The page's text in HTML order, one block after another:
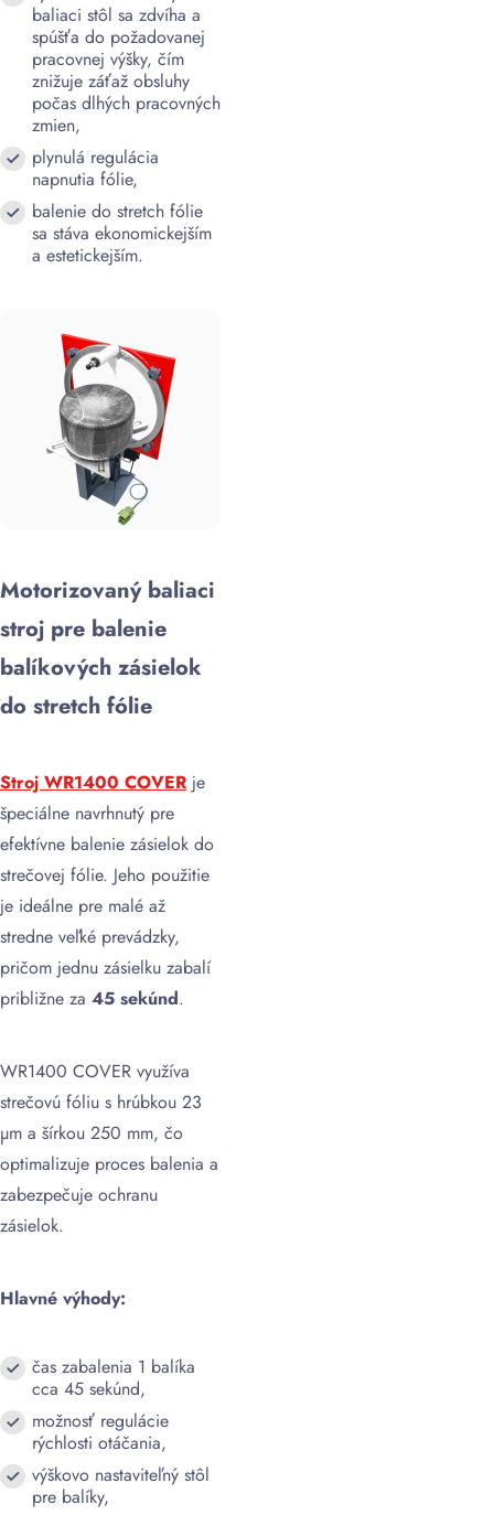
baliaci stôl sa zdvíha a
spúšťa do požadovanej
pracovnej výšky, čím
znižuje záťaž obsluhy
počas dlhých pracovných
zmien,
plynulá regulácia
napnutia fólie,
balenie do stretch fólie
sa stáva ekonomickejším
a estetickejším.
Motorizovaný baliaci
stroj pre balenie
balíkových zásielok
do stretch fólie
Stroj WR1400 COVER je
špeciálne navrhnutý pre
efektívne balenie zásielok do
strečovej fólie. Jeho použitie
je ideálne pre malé až
stredne veľké prevádzky,
pričom jednu zásielku zabalí
približne za 45 sekúnd.
WR1400 COVER využíva
strečovú fóliu s hrúbkou 23
µm a šírkou 250 mm, čo
optimalizuje proces balenia a
zabezpečuje ochranu
zásielok.
Hlavné výhody:
čas zabalenia 1 balíka
cca 45 sekúnd,
možnosť regulácie
rýchlosti otáčania,
výškovo nastaviteľný stôl
pre balíky,